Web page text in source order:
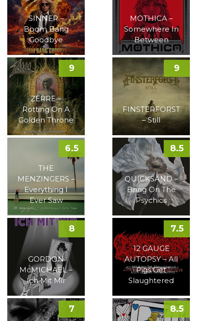
SINNER –
Boom Bang
Goodbye
MOTHICA –
Somewhere In
Between
ZERRE –
Rotting On A
Golden Throne
9
FINSTERFORST
– Still
9
THE
MENZINGERS –
Everything I
Ever Saw
6.5
QUICKSAND –
Bring On The
Psychics
8.5
GORDON
McMICHAEL –
Ich Mit Mir
8
12 GAUGE
AUTOPSY – All
Pigs Get
Slaughtered
7.5
7 8.5